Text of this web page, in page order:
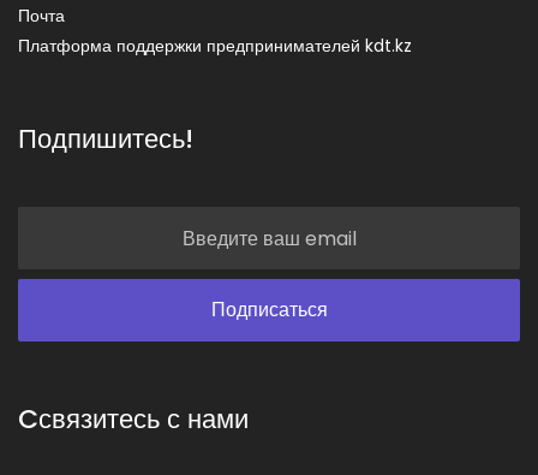
Почта
Платформа поддержки предпринимателей kdt.kz
Подпишитесь!
Cсвязитесь с нами